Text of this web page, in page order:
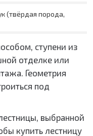
(твёрдая порода,
ступени из
отделке или
Геометрия
под
выбранной
купить лестницу